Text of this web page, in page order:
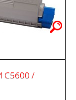
С5600 /